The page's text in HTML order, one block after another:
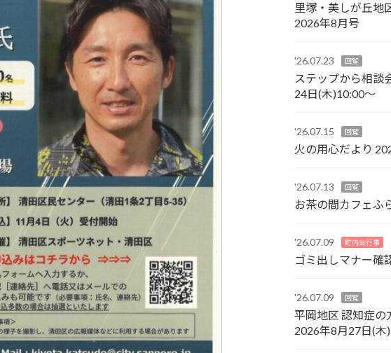
里塚・美しが丘地
2026年8月号
'26.07.23 回覧
ステップから相
24日(木)10:00～
'26.07.15 回覧
火の用心だより
'26.07.13 回覧
お茶の間カフェ
'26.07.09 町内会行事
ゴミ出しマナー確
'26.07.09 回覧
平岡地区 認知症
2026年8月27日(木